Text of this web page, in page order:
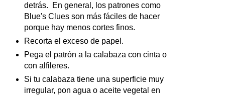
detrás. En general, los patrones como
Blue's Clues son más fáciles de hacer
porque hay menos cortes finos.
Recorta el exceso de papel.
Pega el patrón a la calabaza con cinta o
con alfileres.
Si tu calabaza tiene una superficie muy
irregular, pon agua o aceite vegetal en